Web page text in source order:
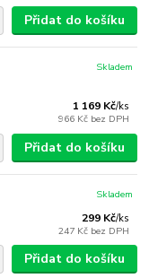
Přidat do košíku
1 169 Kč/ks
966 Kč bez DPH
Skladem
Přidat do košíku
299 Kč/ks
247 Kč bez DPH
Skladem
Přidat do košíku